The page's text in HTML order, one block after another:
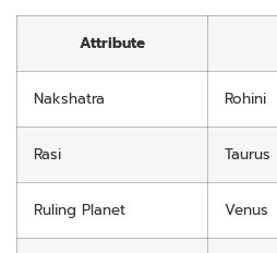
Attribute
Nakshatra Rohini
Rasi Taurus
Ruling Planet Venus